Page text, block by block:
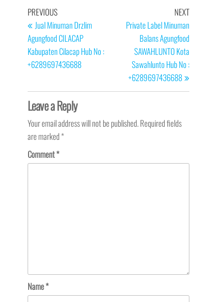
Post
navigation
Previous
Post
PREVIOUS
Jual Minuman Drzlim
Agungfood CILACAP
Kabupaten Cilacap Hub No :
+6289697436688
Next
NEXT
Private Label Minuman
Balans Agungfood
SAWAHLUNTO Kota
Sawahlunto Hub No :
+6289697436688
Leave a Reply
Your email address will not be published.Required fields
are marked*
Comment*
Name*